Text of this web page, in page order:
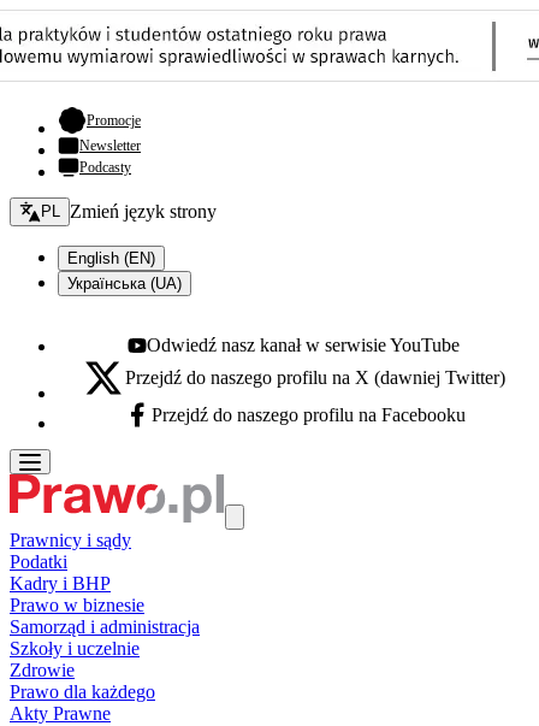
Promocje- otwiera się w nowej karcie
Newsletter
Podcasty
Zmień język - bieżący:
PL Zmień język strony
English (EN)
Українська (UA)
Youtube - otwiera się w nowej karcie
Odwiedź nasz kanał w serwisie YouTube
X - otwiera się w nowej karcie
Przejdź do naszego profilu na X (dawniej Twitter)
Facebook - otwiera się w nowej karcie
Przejdź do naszego profilu na Facebooku
Prawnicy i sądy
Podatki
Kadry i BHP
Prawo w biznesie
Samorząd i administracja
Szkoły i uczelnie
Zdrowie
Prawo dla każdego
Akty Prawne